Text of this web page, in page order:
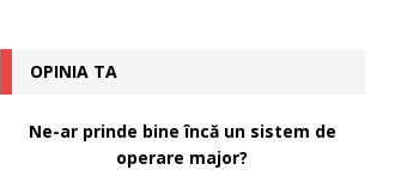
OPINIA TA
Ne-ar prinde bine încă un sistem de
operare major?